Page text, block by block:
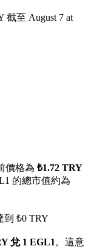
截至 August 7 at
價格為 ₺1.72 TRY
的總市值約為
到 ₺0 TRY
兌 1 EGL1 。這意